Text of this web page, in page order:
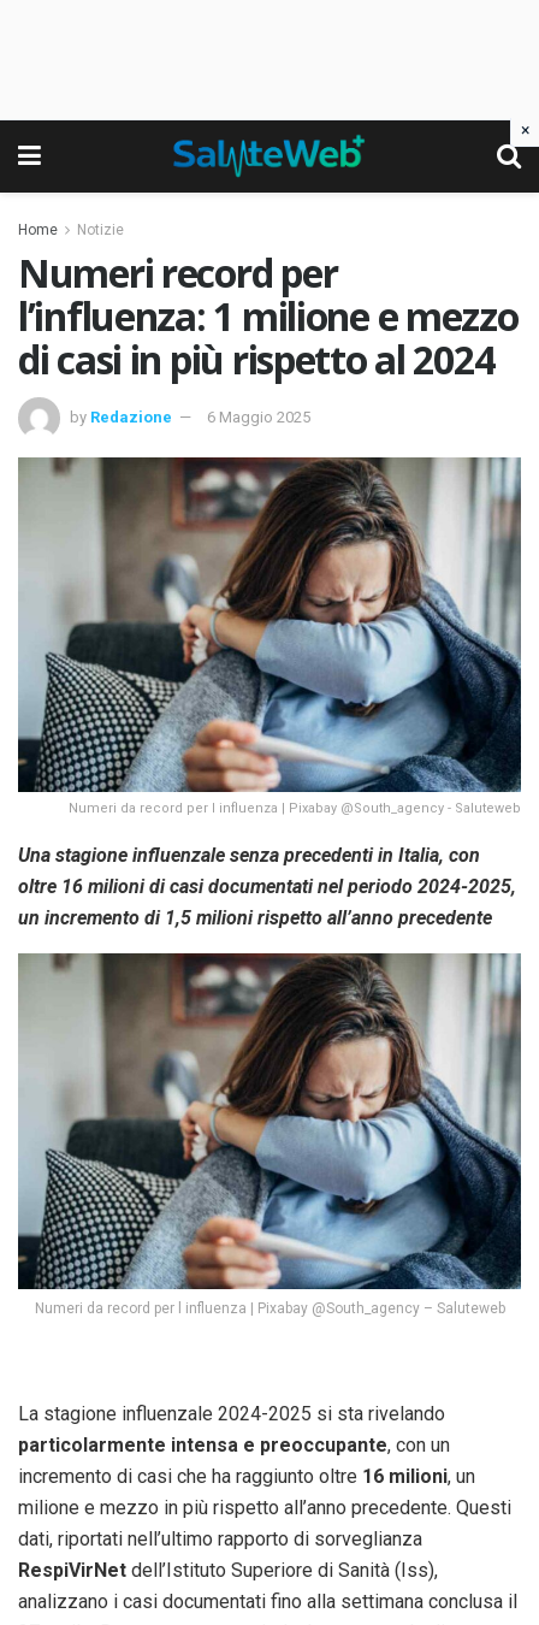
Home Notizie
Numeri record per
l’influenza: 1 milione e mezzo
di casi in più rispetto al 2024
by Redazione 6 Maggio 2025
Numeri da record per l influenza | Pixabay @South_agency - Saluteweb
Una stagione influenzale senza precedenti in Italia, con
oltre 16 milioni di casi documentati nel periodo 2024-2025,
un incremento di 1,5 milioni rispetto all’anno precedente
Numeri da record per l influenza | Pixabay @South_agency – Saluteweb
La stagione influenzale 2024-2025 si sta rivelando
particolarmente intensa e preoccupante, con un
incremento di casi che ha raggiunto oltre 16 milioni, un
milione e mezzo in più rispetto all’anno precedente. Questi
dati, riportati nell’ultimo rapporto di sorveglianza
RespiVirNet dell’Istituto Superiore di Sanità (Iss),
analizzano i casi documentati fino alla settimana conclusa il
×